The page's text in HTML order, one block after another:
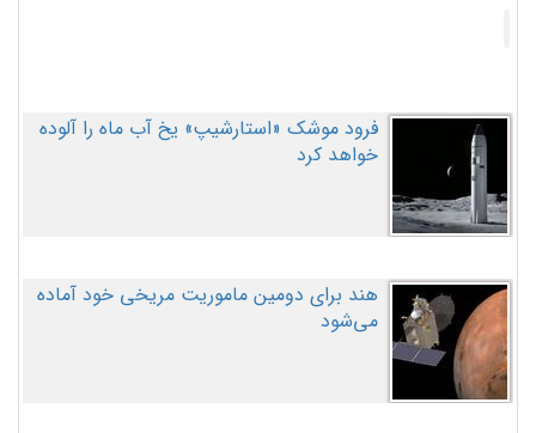
فرود موشک «استارشیپ» یخ آب ماه را آلوده
خواهد کرد
هند برای دومین ماموریت مریخی خود آماده
می‌شود